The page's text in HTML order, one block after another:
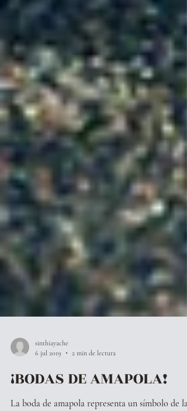
6 jul 2019
2 min de lectura